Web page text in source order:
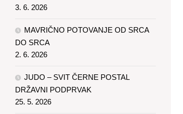
3. 6. 2026
MAVRIČNO POTOVANJE OD SRCA
DO SRCA
2. 6. 2026
JUDO – SVIT ČERNE POSTAL
DRŽAVNI PODPRVAK
25. 5. 2026